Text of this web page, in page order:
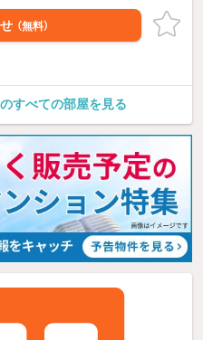
（無料）
すべての部屋を見る